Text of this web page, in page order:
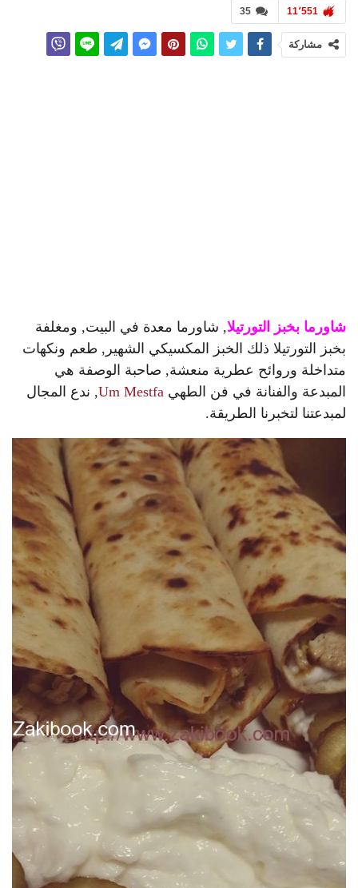
35 11٬551
مشاركة
شاورما بخبز التورتيلا, شاورما معدة في البيت, ومغلفة
بخبز التورتيلا ذلك الخبز المكسيكي الشهير, طعم ونكهات
متداخلة وروائح عطرية منعشة, صاحبة الوصفة هي
المبدعة والفنانة في فن الطهي Um Mestfa, ندع المجال
لمبدعتنا لتخبرنا الطريقة.